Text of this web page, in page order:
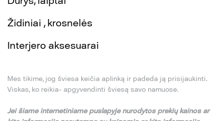
Židiniai , krosnelės
Interjero aksesuarai
Mes tikime, jog šviesa keičia aplinką ir padeda ją prisijaukinti.
Viskas, ko reikia- apgyvendinti šviesą savo namuose.
Jeišiame internetiniame puslapyje nurodytos prekiųkainos ar